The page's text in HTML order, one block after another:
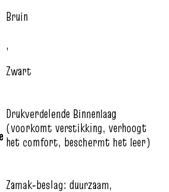
Bruin
,
Zwart
Drukverdelende Binnenlaag
(voorkomt verstikking, verhoogt
het comfort, beschermt het leer)
Zamak‑beslag: duurzaam,